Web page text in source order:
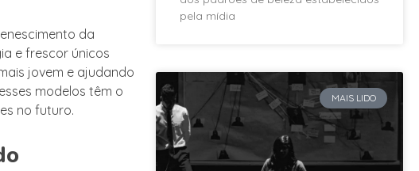
da
e frescor únicos
jovem e ajudando
modelos têm o
no futuro.
pela mídia
MAIS LIDO